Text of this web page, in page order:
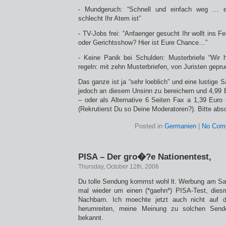
- Mundgeruch: “Schnell und einfach weg …
schlecht Ihr Atem ist”
- TV-Jobs frei: “Anfaenger gesucht Ihr wollt ins
oder Gerichtsshow? Hier ist Eure Chance…”
- Keine Panik bei Schulden: Musterbriefe “Wir
regeln: mit zehn Musterbriefen, von Juristen
Das ganze ist ja “sehr loeblich” und eine lustige
jedoch an diesem Unsinn zu bereichern und 4,99
– oder als Alternative 6 Seiten Fax a 1,39 Euro
(Rekrutierst Du so Deine Moderatoren?). Bitte
Posted in Germanien| No
PISA – Der gro�?e Nationentest,
Thursday, October 12th, 2006
Du tolle Sendung kommst wohl lt. Werbung am
mal wieder um einen (*gaehn*) PISA-Test,
Nachbarn. Ich moechte jetzt auch nicht auf
herumreiten, meine Meinung zu solchen
bekannt.